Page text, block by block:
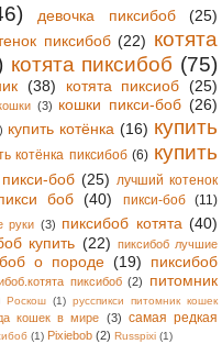
девочка пиксибоб (25)
пиксибоб (22) котята
котята пиксибоб (75)
(38) котята пиксиоб (25)
(3) кошки пикси-боб (26)
купить котёнка (16) купить
котёнка пиксибоб (6) купить
боб (25) лучший котенок
боб (40) пикси-боб (11)
руки (3) пиксибоб котята (40)
купить (22) пиксибоб лучшие
о породе (19)
пиксибоб
пиксибоб (2)
питомник
Роскош (1) русспикси питомник кошек
кошек в мире (3) самая редкая
(1) Pixiebob (2) Russpixi (1)